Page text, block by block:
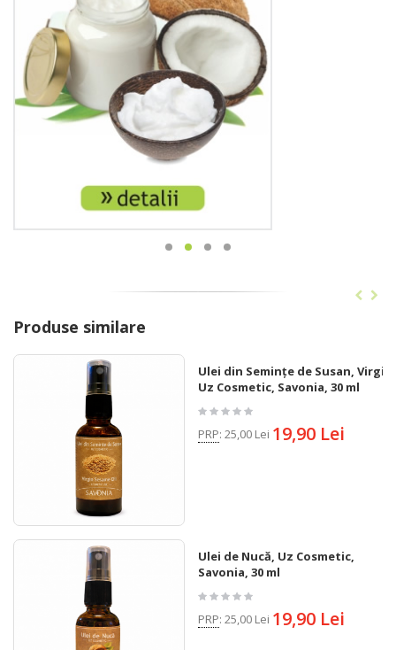
Produse similare
Ulei din Semințe de Susan, Virgin,
Uz Cosmetic, Savonia, 30 ml
PRP: 25,00 Lei 19,90 Lei
Ulei de Nucă, Uz Cosmetic,
Savonia, 30 ml
PRP: 25,00 Lei 19,90 Lei